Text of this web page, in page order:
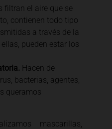
filtran el aire que se
contienen todo tipo
a través de la
pueden estar los
Hacen de
bacterias, agentes,
queramos
mascarillas,